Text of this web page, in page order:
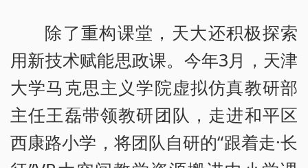
除了重构课堂，天大还积极探索
用新技术赋能思政课。今年3月，天津
大学马克思主义学院虚拟仿真教研部
主任王磊带领教研团队，走进和平区
西康路小学，将团队自研的“跟着走·长